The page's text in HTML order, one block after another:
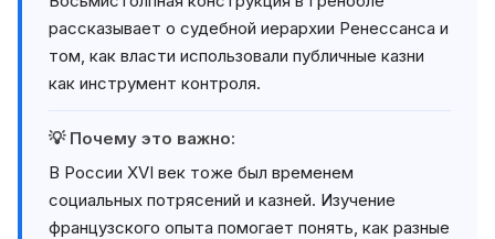
рассказывает о судебной иерархии Ренессанса и
том, как власти использовали публичные казни
как инструмент контроля.
💡 Почему это важно:
В России XVI век тоже был временем
социальных потрясений и казней. Изучение
французского опыта помогает понять, как разные